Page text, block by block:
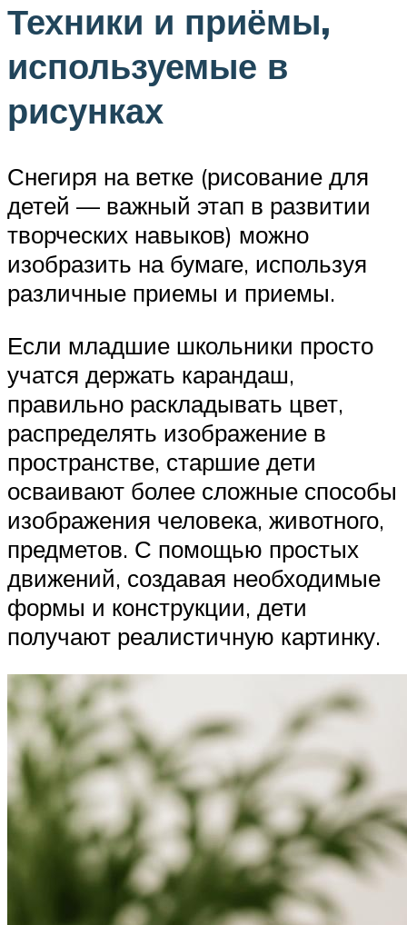
Техники и приёмы,
используемые в
рисунках
Снегиря на ветке (рисование для
детей — важный этап в развитии
творческих навыков) можно
изобразить на бумаге, используя
различные приемы и приемы.
Если младшие школьники просто
учатся держать карандаш,
правильно раскладывать цвет,
распределять изображение в
пространстве, старшие дети
осваивают более сложные способы
изображения человека, животного,
предметов. С помощью простых
движений, создавая необходимые
формы и конструкции, дети
получают реалистичную картинку.